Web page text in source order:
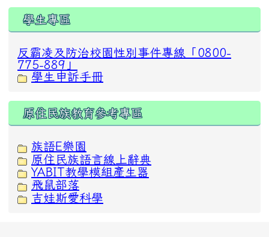
學生專區
反霸凌及防治校園性別事件專線「0800-
775-889」
學生申訴手冊
原住民族教育參考專區
族語E樂園
原住民族語言線上辭典
YABIT教學模組產生器
飛鼠部落
吉娃斯愛科學